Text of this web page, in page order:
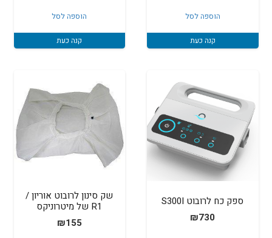
הוספה לסל
קנה כעת
הוספה לסל
קנה כעת
ספק כח לרובוט S300I
₪730
שק סינון לרובוט אוריון /
R1 של מיטרוניקס
₪155